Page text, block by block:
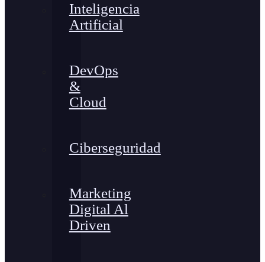
Inteligencia
Artificial
DevOps
&
Cloud
Ciberseguridad
Marketing
Digital Al
Driven